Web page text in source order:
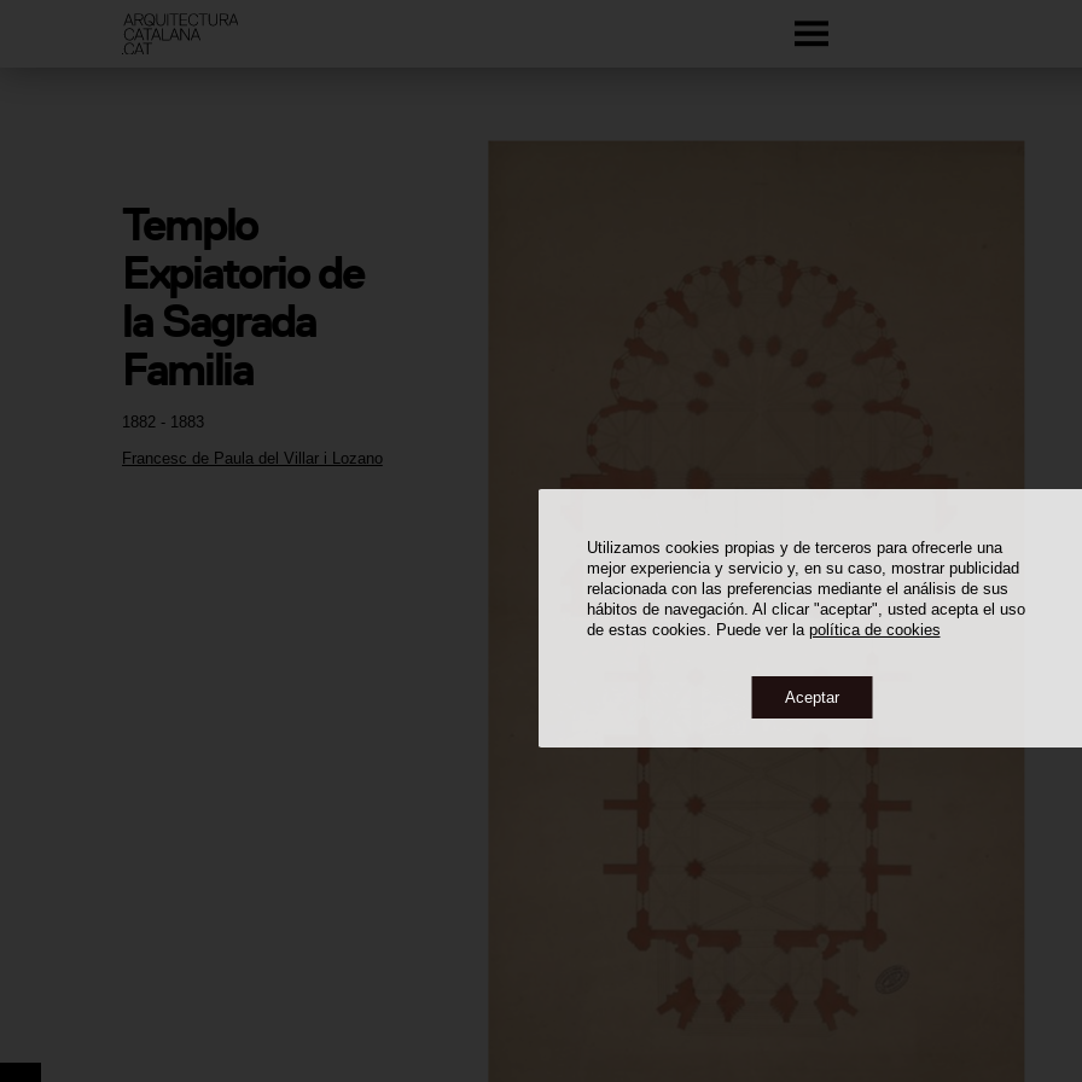
Utilizamos cookies propias y de terceros para ofrecerle una
mejor experiencia y servicio y, en su caso, mostrar publicidad
relacionada con las preferencias mediante el análisis de sus
hábitos de navegación. Al clicar "aceptar", usted acepta el uso
de estas cookies. Puede ver la política de cookies
Aceptar
1882 - 1883
Francesc de Paula del Villar i Lozano
Templo
Expiatorio de
la Sagrada
Familia